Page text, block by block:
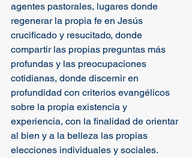
agentes pastorales, lugares donde
regenerar la propia fe en Jesús
crucificado y resucitado, donde
compartir las propias preguntas más
profundas y las preocupaciones
cotidianas, donde discernir en
profundidad con criterios evangélicos
sobre la propia existencia y
experiencia, con la finalidad de orientar
al bien y a la belleza las propias
elecciones individuales y sociales.